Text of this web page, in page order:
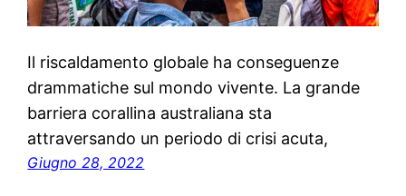
Il riscaldamento globale ha conseguenze
drammatiche sul mondo vivente. La grande
barriera corallina australiana sta
attraversando un periodo di crisi acuta,
Giugno 28, 2022